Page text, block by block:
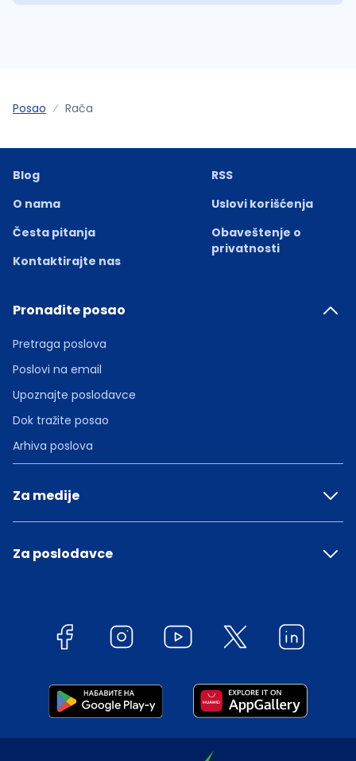
Posao Rača
Blog
O nama
Česta pitanja
Kontaktirajte nas
RSS
Uslovi korišćenja
Obaveštenje o
privatnosti
Pronađite posao
Pretraga poslova
Poslovi na email
Upoznajte poslodavce
Dok tražite posao
Arhiva poslova
Za medije
Za poslodavce